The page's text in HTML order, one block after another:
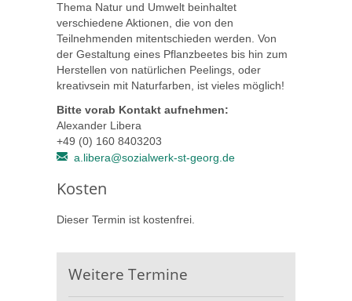
Thema Natur und Umwelt beinhaltet
verschiedene Aktionen, die von den
Teilnehmenden mitentschieden werden. Von
der Gestaltung eines Pflanzbeetes bis hin zum
Herstellen von natürlichen Peelings, oder
kreativsein mit Naturfarben, ist vieles möglich!
Bitte vorab Kontakt aufnehmen:
Alexander Libera
+49 (0) 160 8403203
a.libera@sozialwerk-st-georg.de
Kosten
Dieser Termin ist kostenfrei.
Weitere Termine